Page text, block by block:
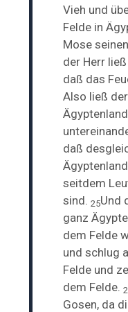
Vieh und
Felde in
Mose
der Herr
daß das
Also ließ
daß
seitdem
sind.25Und
ganz
dem Felde
und schlug
Felde und
dem Felde.
Gosen, da